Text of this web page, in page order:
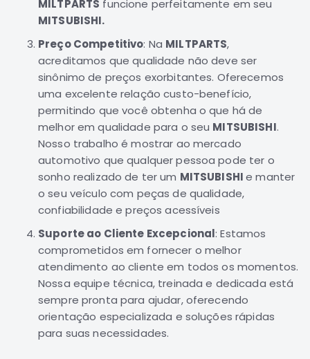
Motor
Freio
Correias
Filtros
Transmissão
Elétrica
Acessórios
Grandis
Motor
Suspensão
Correias
Filtros
Transmissão
Elétrica
MILTPARTS funcione perfeitamente em seu
MITSUBISHI.
Preço Competitivo: Na MILTPARTS,
acreditamos que qualidade não deve ser
sinônimo de preços exorbitantes. Oferecemos
uma excelente relação custo-benefício,
permitindo que você obtenha o que há de
melhor em qualidade para o seu MITSUBISHI.
Nosso trabalho é mostrar ao mercado
automotivo que qualquer pessoa pode ter o
sonho realizado de ter um MITSUBISHIe manter
o seu veículo com peças de qualidade,
confiabilidade e preços acessíveis
Suporte ao Cliente Excepcional: Estamos
comprometidos em fornecer o melhor
atendimento ao cliente em todos os momentos.
Nossa equipe técnica, treinada e dedicada está
sempre pronta para ajudar, oferecendo
orientação especializada e soluções rápidas
para suas necessidades.